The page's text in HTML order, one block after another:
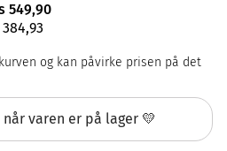
549,90
og kan påvirke prisen på det
varen er på lager 💛